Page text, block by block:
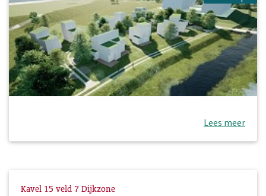
Lees meer
Kavel 15 veld 7 Dijkzone